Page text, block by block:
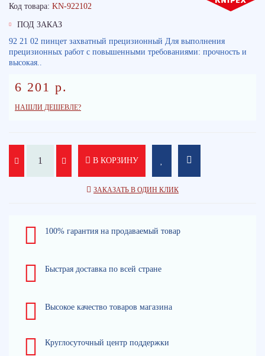
Код товара: KN-922102
ПОД ЗАКАЗ
92 21 02 пинцет захватный прецизионный Для выполнения
прецизионных работ с повышенными требованиями: прочность и
высокая..
6 201 р.
НАШЛИ ДЕШЕВЛЕ?
В КОРЗИНУ
ЗАКАЗАТЬ В ОДИН КЛИК
100% гарантия на продаваемый товар
Быстрая доставка по всей стране
Высокое качество товаров магазина
Круглосуточный центр поддержки